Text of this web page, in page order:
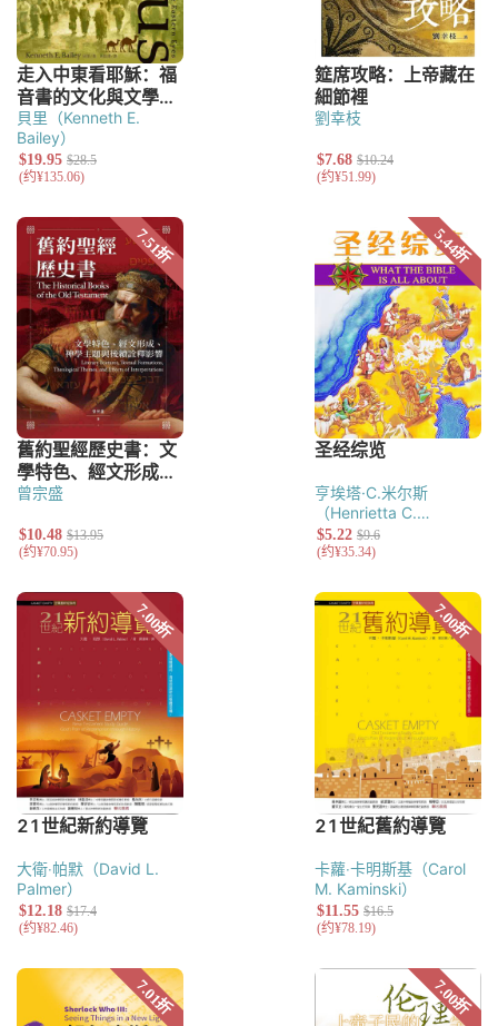
貝里（Kenneth E.
Bailey）
劉幸枝
曾宗盛
亨埃塔·C.米尔斯
（Henrietta C.
Mears）
大衛‧帕默（David L.
Palmer）
卡蘿‧卡明斯基（Carol
M. Kaminski）